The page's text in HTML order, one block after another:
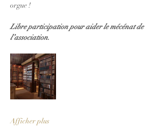
orgue !
Libre participation pour aider le mécénat de
l’association.
Afficher plus